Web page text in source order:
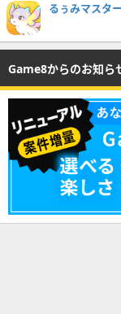
るぅみマスター
Game8からのお知ら